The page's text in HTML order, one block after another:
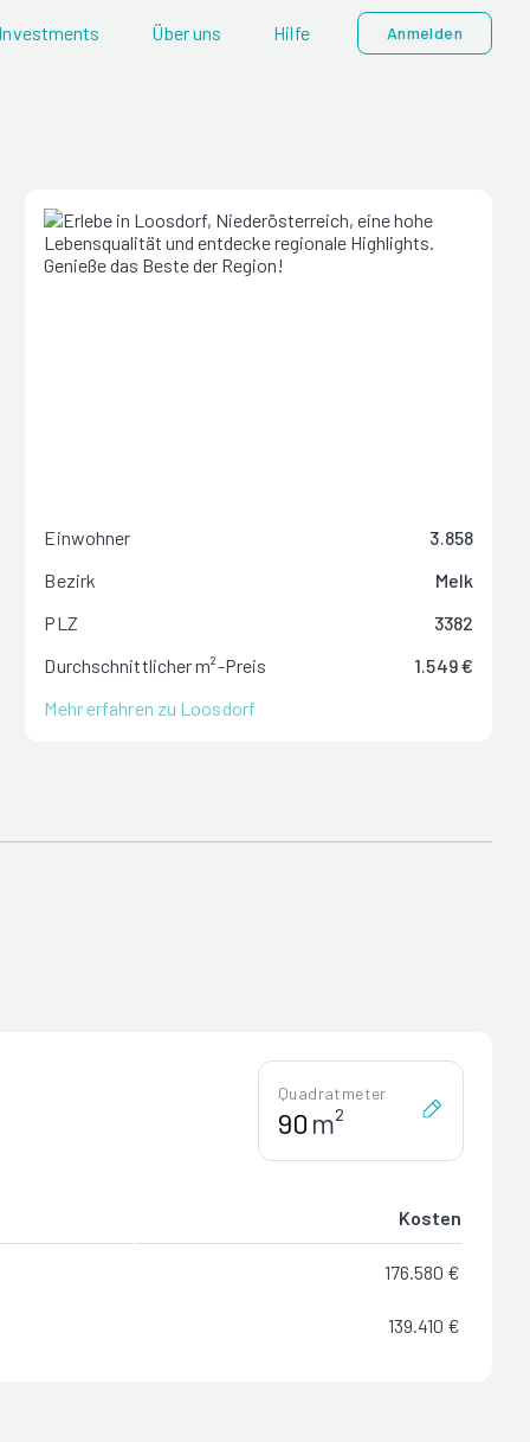
Investments Über uns Hilfe Anmelden
Einwohner
3.858
Bezirk
Melk
PLZ
3382
Durchschnittlicher m²-Preis
1.549 €
Mehr erfahren zu Loosdorf
Quadratmeter
m²
Kosten
176.580 €
139.410 €